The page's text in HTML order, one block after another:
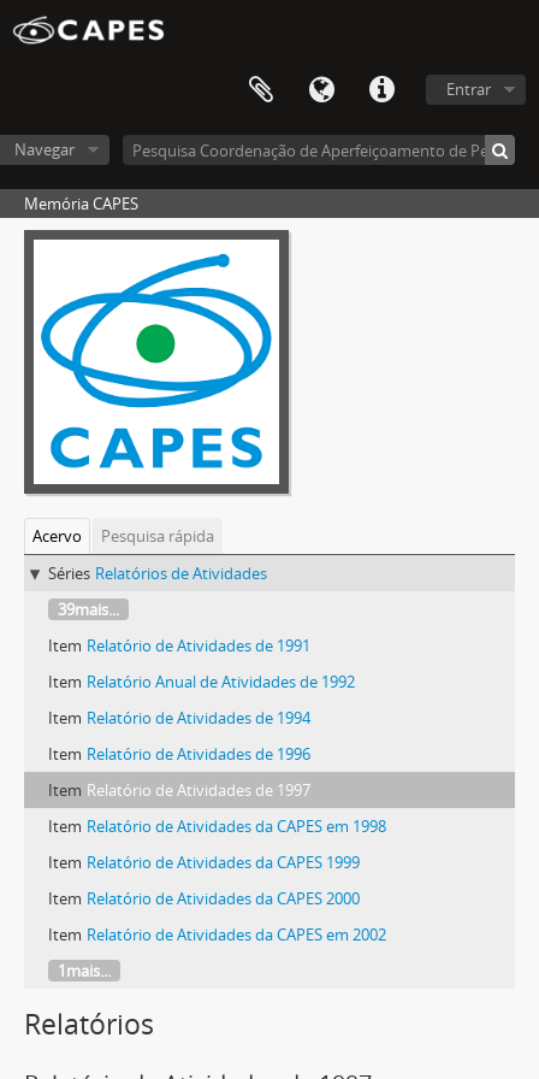
Entrar
Navegar
Memória CAPES
Acervo
Pesquisa rápida
Séries Relatórios de Atividades
39mais...
Item Relatório de Atividades de 1991
Item Relatório Anual de Atividades de 1992
Item Relatório de Atividades de 1994
Item Relatório de Atividades de 1996
Item Relatório de Atividades de 1997
Item Relatório de Atividades da CAPES em 1998
Item Relatório de Atividades da CAPES 1999
Item Relatório de Atividades da CAPES 2000
Item Relatório de Atividades da CAPES em 2002
1mais...
Relatórios